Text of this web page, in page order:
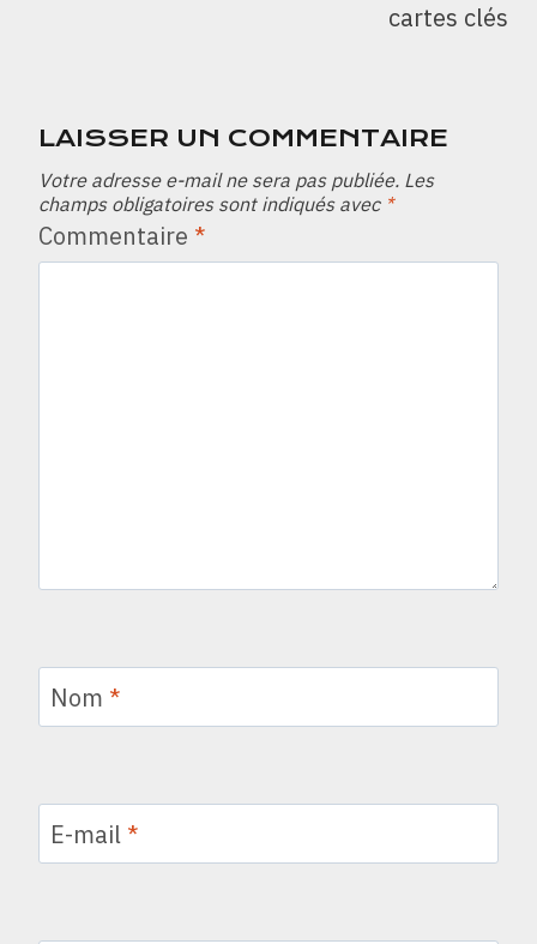
cartes clés
LAISSER UN COMMENTAIRE
Votre adresse e-mail ne sera pas publiée. Les
champs obligatoires sont indiqués avec *
Commentaire *
Nom *
E-mail *